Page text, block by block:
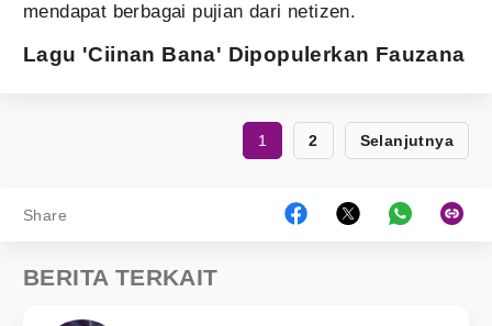
mendapat berbagai pujian dari netizen.
Lagu 'Ciinan Bana' Dipopulerkan Fauzana
1 2 Selanjutnya
Share
BERITA TERKAIT